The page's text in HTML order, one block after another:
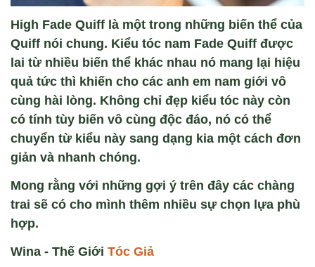
High Fade Quiff là một trong những biến thể của
Quiff nói chung. Kiểu tóc nam Fade Quiff được
lai từ nhiều biến thể khác nhau nó mang lại hiệu
quả tức thì khiến cho các anh em nam giới vô
cùng hài lòng. Không chỉ đẹp kiểu tóc này còn
có tính tùy biến vô cùng độc đáo, nó có thể
chuyển từ kiểu này sang dạng kia một cách đơn
giản và nhanh chóng.
Mong rằng với những gợi ý trên đây các chàng
trai sẽ có cho mình thêm nhiều sự chọn lựa phù
hợp.
Wina - Thế Giới Tóc Giả